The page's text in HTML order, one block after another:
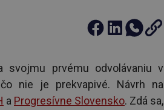
svojmu prvému odvolávaniu v
nie je prekvapivé. Návrh na
a Progresívne Slovensko. Zdá sa,